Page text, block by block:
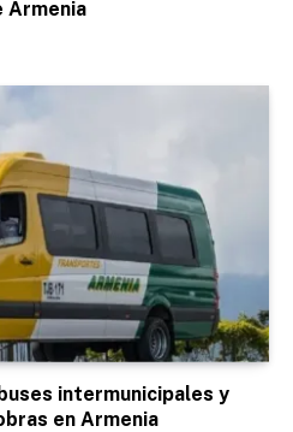
Armenia
intermunicipales y
en Armenia